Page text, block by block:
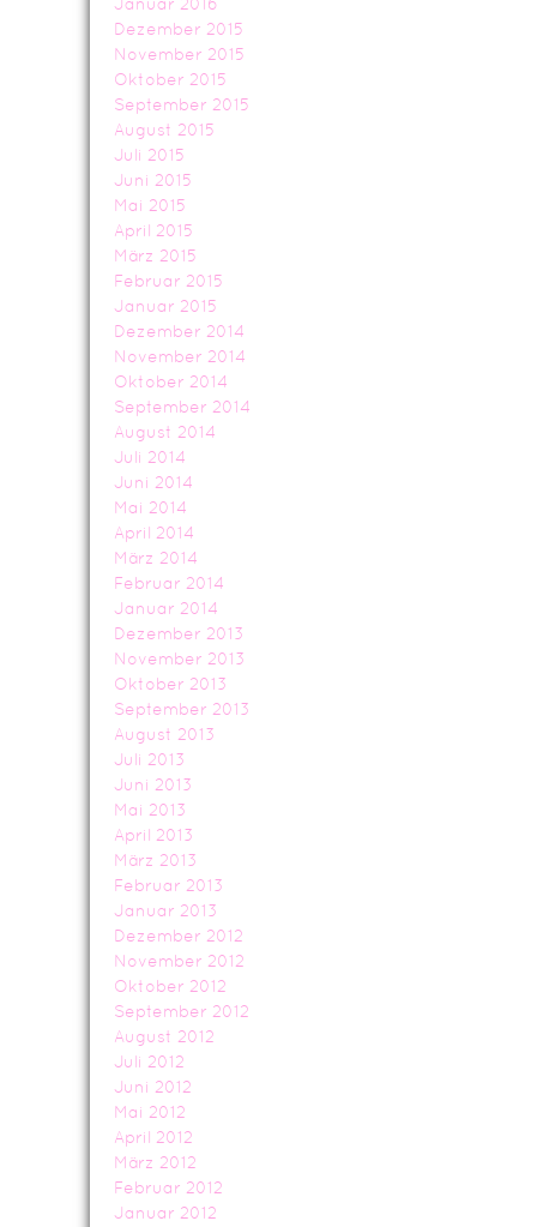
Dezember 2015
November 2015
Oktober 2015
September 2015
August 2015
Juli 2015
Juni 2015
Mai 2015
April 2015
März 2015
Februar 2015
Januar 2015
Dezember 2014
November 2014
Oktober 2014
September 2014
August 2014
Juli 2014
Juni 2014
Mai 2014
April 2014
März 2014
Februar 2014
Januar 2014
Dezember 2013
November 2013
Oktober 2013
September 2013
August 2013
Juli 2013
Juni 2013
Mai 2013
April 2013
März 2013
Februar 2013
Januar 2013
Dezember 2012
November 2012
Oktober 2012
September 2012
August 2012
Juli 2012
Juni 2012
Mai 2012
April 2012
März 2012
Februar 2012
Januar 2012